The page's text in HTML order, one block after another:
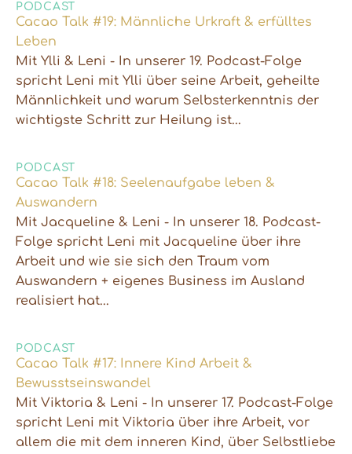
PODCAST
Cacao Talk #19: Männliche Urkraft & erfülltes
Leben
Mit Ylli & Leni - In unserer 19. Podcast-Folge
spricht Leni mit Ylli über seine Arbeit, geheilte
Männlichkeit und warum Selbsterkenntnis der
wichtigste Schritt zur Heilung ist...
PODCAST
Cacao Talk #18: Seelenaufgabe leben &
Auswandern
Mit Jacqueline & Leni - In unserer 18. Podcast-
Folge spricht Leni mit Jacqueline über ihre
Arbeit und wie sie sich den Traum vom
Auswandern + eigenes Business im Ausland
realisiert hat...
PODCAST
Cacao Talk #17: Innere Kind Arbeit &
Bewusstseinswandel
Mit Viktoria & Leni - In unserer 17. Podcast-Folge
spricht Leni mit Viktoria über ihre Arbeit, vor
allem die mit dem inneren Kind, über Selbstliebe